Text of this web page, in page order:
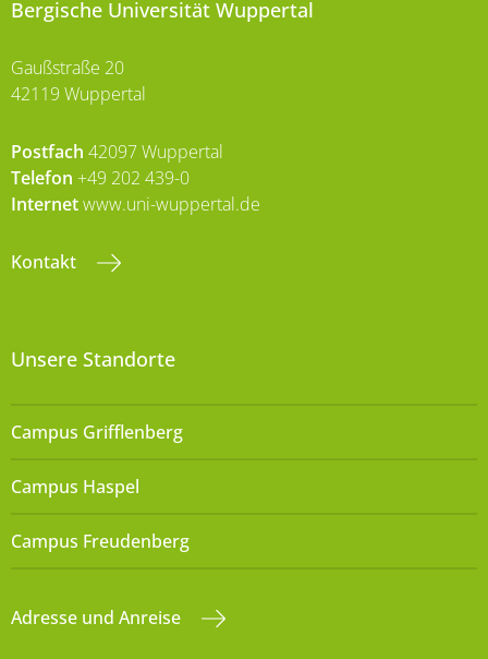
Bergische Universität Wuppertal
Gaußstraße 20
42119 Wuppertal
Postfach 42097 Wuppertal
Telefon +49 202 439-0
Internetwww.uni-wuppertal.de
Kontakt
Unsere Standorte
Campus Grifflenberg
Campus Haspel
Campus Freudenberg
Adresse und Anreise